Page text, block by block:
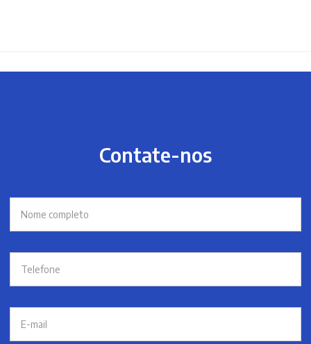
Contate-nos